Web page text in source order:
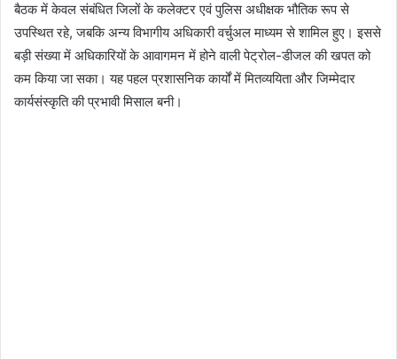
बैठक में केवल संबंधित जिलों के कलेक्टर एवं पुलिस अधीक्षक भौतिक रूप से
उपस्थित रहे, जबकि अन्य विभागीय अधिकारी वर्चुअल माध्यम से शामिल हुए। इससे
बड़ी संख्या में अधिकारियों के आवागमन में होने वाली पेट्रोल-डीजल की खपत को
कम किया जा सका। यह पहल प्रशासनिक कार्यों में मितव्ययिता और जिम्मेदार
कार्यसंस्कृति की प्रभावी मिसाल बनी।